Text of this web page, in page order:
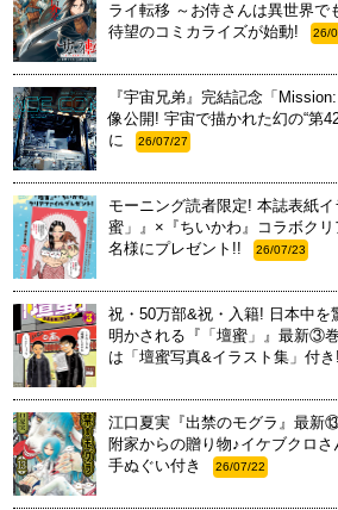
ライ転移 ～お侍さんは異世界で
待望のコミカライズが始動!
26/
『宇宙兄弟』完結記念「
像公開! 宇宙で描かれた幻の“第
に
26/07/27
モーニング読者限定! 本誌表紙
蜜」』×『ちいかわ』コラボク
名様にプレゼント!!
26/07/23
祝・50万部&祝・入籍! 日本中を
明かされる『「壇蜜」』最新③
は「壇蜜写真&イラスト集」付き!
江口夏実『出禁のモグラ』最新
附家からの贈り物♪イケブクロ
手ぬぐい付き
26/07/22